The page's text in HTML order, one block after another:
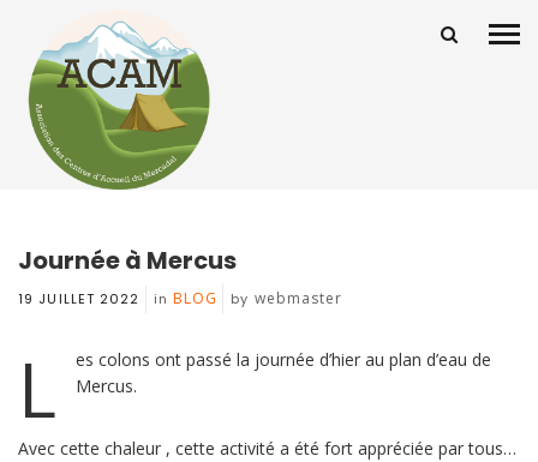
Journée à Mercus
19 JUILLET 2022 in BLOG by webmaster
L
es colons ont passé la journée d’hier au plan d’eau de
Mercus.
Avec cette chaleur , cette activité a été fort appréciée par tous…